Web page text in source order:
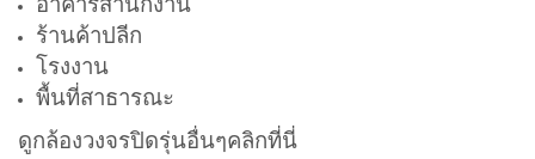
ร้านค้าปลีก
โรงงาน
พื้นที่สาธารณะ
ดูกล้องวงจรปิดรุ่นอื่นๆคลิกที่นี่